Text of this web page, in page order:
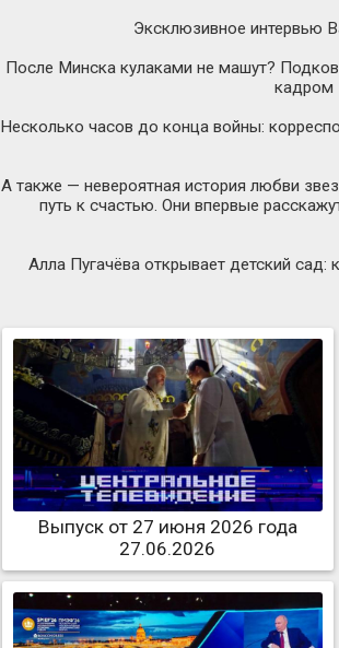
Эксклюзивное интервью
После Минска кулаками не машут?
кадром
Несколько часов до конца войны:
А также — невероятная история любви
путь к счастью. Они впервые
Алла Пугачёва открывает детский сад:
Выпуск от 27 июня 2026 года
27.06.2026